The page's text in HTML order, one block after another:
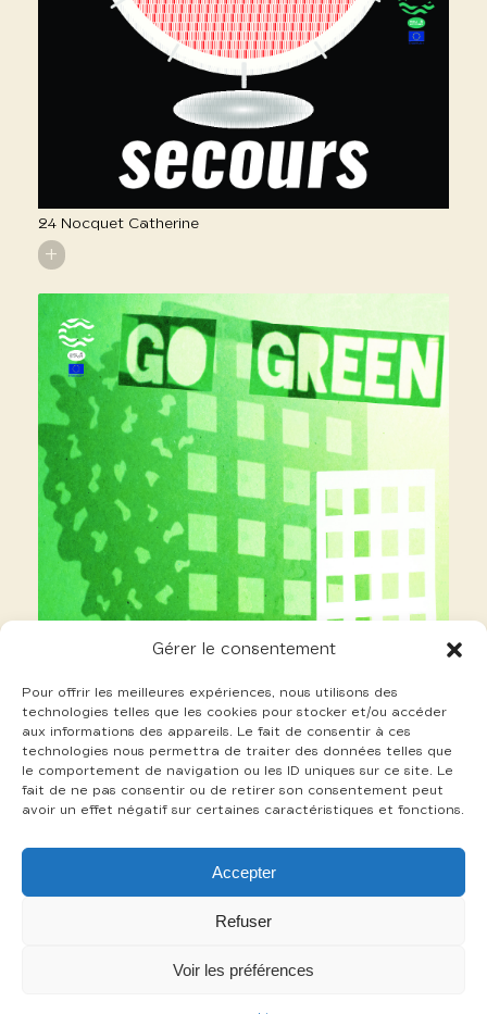
Gérer le consentement
Pour offrir les meilleures expériences, nous utilisons des
technologies telles que les cookies pour stocker et/ou accéder
aux informations des appareils. Le fait de consentir à ces
technologies nous permettra de traiter des données telles que
le comportement de navigation ou les ID uniques sur ce site. Le
fait de ne pas consentir ou de retirer son consentement peut
avoir un effet négatif sur certaines caractéristiques et fonctions.
Accepter
Refuser
Voir les préférences
24 Nocquet Catherine
+